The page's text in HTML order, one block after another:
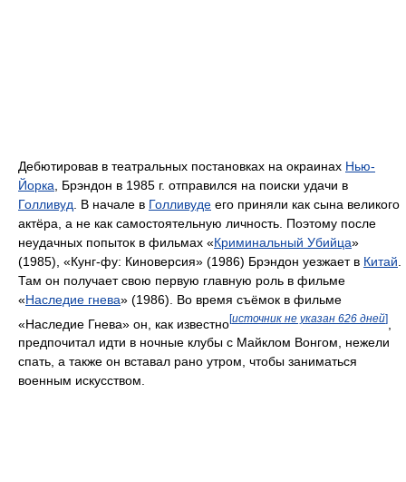
Дебютировав в театральных постановках на окраинах Нью-
Йорка , Брэндон в 1985 г. отправился на поиски удачи в
Голливуд . В начале в Голливуде его приняли как сына великого
актёра, а не как самостоятельную личность. Поэтому после
неудачных попыток в фильмах «Криминальный Убийца»
(1985), «Кунг-фу: Киноверсия» (1986) Брэндон уезжает в Китай
Там он получает свою первую главную роль в фильме
«Наследие гнева» (1986). Во время съёмок в фильме
«Наследие Гнева» он, как известно[источник не указан 626 дней]
предпочитал идти в ночные клубы с Майклом Вонгом, нежели
спать, а также он вставал рано утром, чтобы заниматься
военным искусством.